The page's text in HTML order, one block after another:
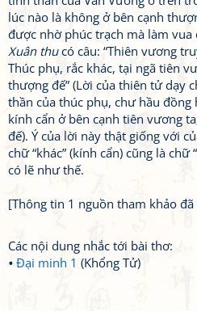
lúc nào là không ở bên cạnh
được nhờ phúc trạch mà làm vua
Xuân thucó câu: “Thiên vương
Thúc phụ, rắc khác, tại ngã tiên
thượng đế” (Lời của thiên tử dạy
thần của thúc phụ, chư hầu
kính cẩn ở bên cạnh tiên vương
đế). Ý của lời này thật giống với
chữ “khác” (kính cẩn) cũng là chữ
có lẽ như thế.
[Thông tin 1 nguồn tham khảo
Các nội dung nhắc tới bài thơ:
Đại minh 1 (Khổng Tử)